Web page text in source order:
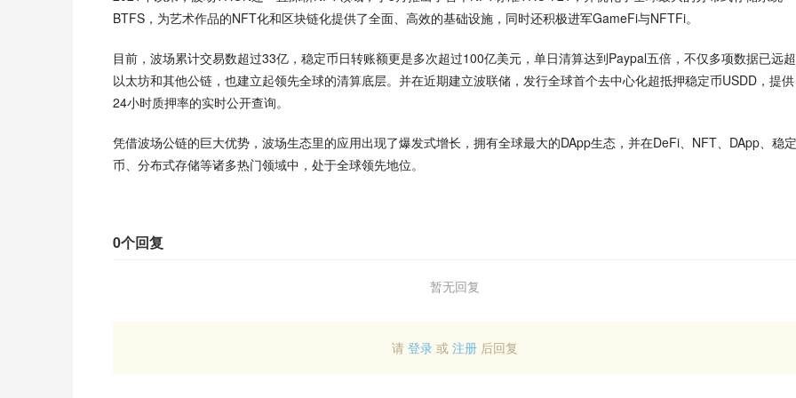
BTFS，为艺术作品的NFT化和区块链化提供了全面、高效的基础设施，同时还积极进军GameFi与NFTFi。
目前，波场累计交易数超过33亿，稳定币日转账额更是多次超过100亿美元，单日清算达到Paypal五倍，不仅多项数据已远超
以太坊和其他公链，也建立起领先全球的清算底层。并在近期建立波联储，发行全球首个去中心化超抵押稳定币USDD，提供
24小时质押率的实时公开查询。
凭借波场公链的巨大优势，波场生态里的应用出现了爆发式增长，拥有全球最大的DApp生态，并在DeFi、NFT、DApp、稳定
币、分布式存储等诸多热门领域中，处于全球领先地位。
0个回复
暂无回复
请 登录 或 注册 后回复